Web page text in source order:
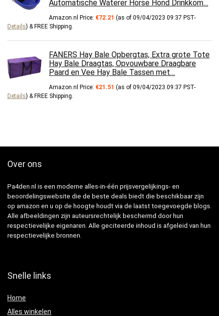
Automatische Waterer Horse Hond Drinkkom…
Amazon.nl Price: €72.21 (as of 09/04/2023 09:37 PST-
Details) & FREE Shipping
FANERS Hay Bale Opbergtas, Extra grote Tote
Hay Bale Draagtas, Opvouwbare Draagbare
Paard en Vee Hay Bale Tassen met…
Amazon.nl Price: €21.51 (as of 09/04/2023 09:37 PST-
Details) & FREE Shipping
Over ons
Pa4den.nl is een moderne alles-in-één prijsvergelijkings- en
beoordelingswebsite die de beste deals biedt die beschikbaar zijn
op amazon en u op de hoogte houdt via de laatst toegevoegde blogs.
Alle afbeeldingen zijn auteursrechtelijk beschermd door hun
respectievelijke eigenaren. Alle geciteerde inhoud is afgeleid van hun
respectievelijke bronnen.
Snelle links
Home
Alles winkelen